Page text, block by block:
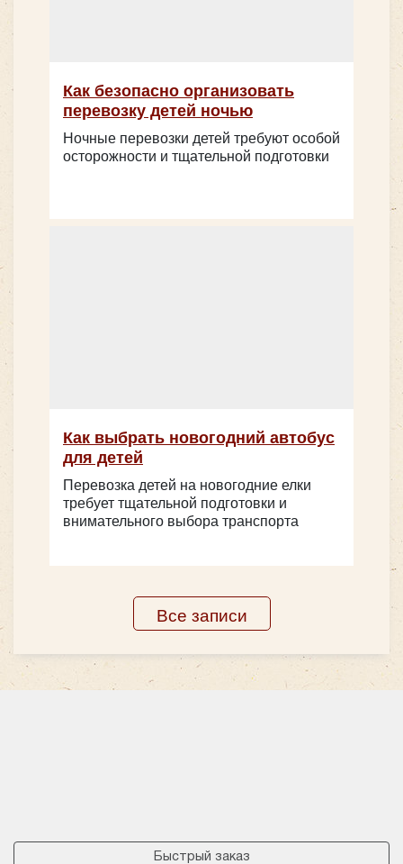
Как безопасно организовать
перевозку детей ночью
Ночные перевозки детей требуют особой
осторожности и тщательной подготовки
Как выбрать новогодний автобус
для детей
Перевозка детей на новогодние елки
требует тщательной подготовки и
внимательного выбора транспорта
Все записи
Быстрый заказ